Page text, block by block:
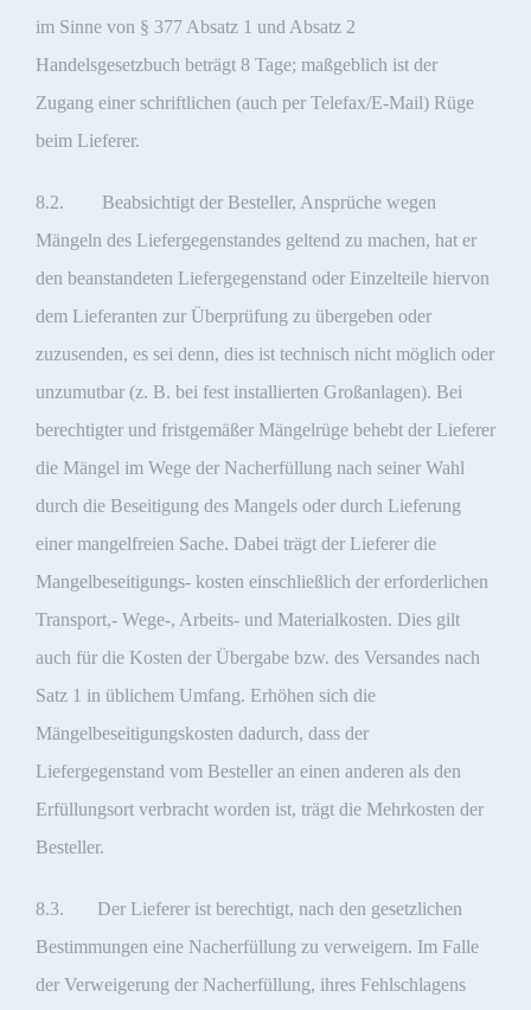
im Sinne von § 377 Absatz 1 und Absatz 2
Handelsgesetzbuch beträgt 8 Tage; maßgeblich ist der
Zugang einer schriftlichen (auch per Telefax/E-Mail) Rüge
beim Lieferer.
8.2. Beabsichtigt der Besteller, Ansprüche wegen
Mängeln des Liefergegenstandes geltend zu machen, hat er
den beanstandeten Liefergegenstand oder Einzelteile hiervon
dem Lieferanten zur Überprüfung zu übergeben oder
zuzusenden, es sei denn, dies ist technisch nicht möglich oder
unzumutbar (z. B. bei fest installierten Großanlagen). Bei
berechtigter und fristgemäßer Mängelrüge behebt der Lieferer
die Mängel im Wege der Nacherfüllung nach seiner Wahl
durch die Beseitigung des Mangels oder durch Lieferung
einer mangelfreien Sache. Dabei trägt der Lieferer die
Mangelbeseitigungs- kosten einschließlich der erforderlichen
Transport,- Wege-, Arbeits- und Materialkosten. Dies gilt
auch für die Kosten der Übergabe bzw. des Versandes nach
Satz 1 in üblichem Umfang. Erhöhen sich die
Mängelbeseitigungskosten dadurch, dass der
Liefergegenstand vom Besteller an einen anderen als den
Erfüllungsort verbracht worden ist, trägt die Mehrkosten der
Besteller.
8.3. Der Lieferer ist berechtigt, nach den gesetzlichen
Bestimmungen eine Nacherfüllung zu verweigern. Im Falle
der Verweigerung der Nacherfüllung, ihres Fehlschlagens